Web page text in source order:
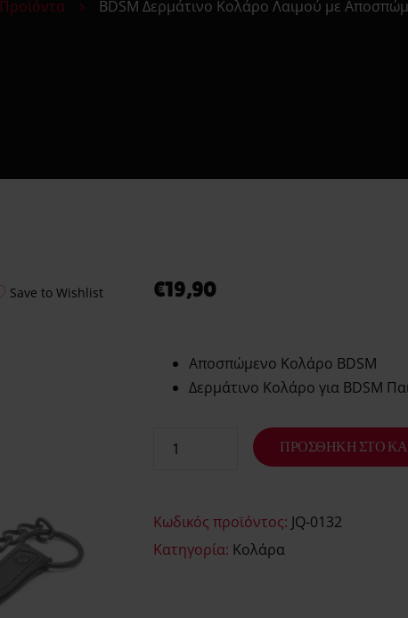
Προϊόντα BDSM Δερμάτινο Κολάρο Λαιμού με
Save to Wishlist €19,90
Αποσπώμενο Κολάρο BDSM
Δερμάτινο Κολάρο για BDSM
ΠΡΟΣΘΉΚΗ ΣΤΟ
Κωδικός προϊόντος: JQ-0132
Κατηγορία: Κολάρα